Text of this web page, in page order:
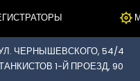
ЧЕРНЫШЕВСКОГО, 54/4
1-Й ПРОЕЗД, 90